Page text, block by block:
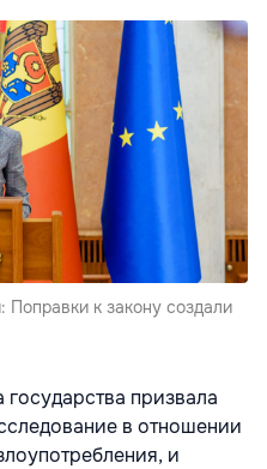
к закону создали
призвала
в отношении
и